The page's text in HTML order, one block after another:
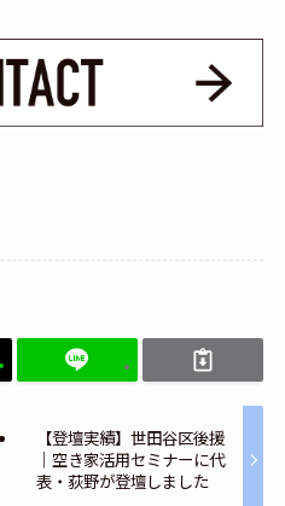
【登壇実績】世田谷区後援
｜空き家活用セミナーに代
表・荻野が登壇しました